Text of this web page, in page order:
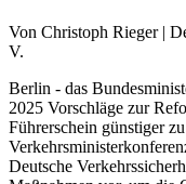
Von Christoph Rieger |
V.
Berlin - das
2025 Vorschläge zur
Führerschein günstiger
Deutsche